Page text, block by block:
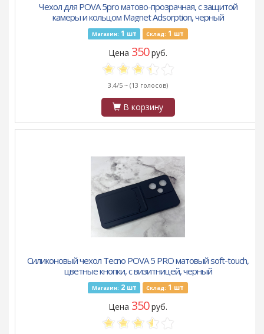
Чехол для POVA 5pro матово-прозрачная, с защитой
камеры и кольцом Magnet Adsorption, черный
Магазин: 1 шт Склад: 1 шт
Цена 350руб.
3.4/5 ~ (13 голосов)
В корзину
Силиконовый чехол Tecno POVA 5 PRO матовый soft-touch,
цветные кнопки, с визитницей, черный
Магазин: 2шт Склад: 1 шт
Цена 350руб.